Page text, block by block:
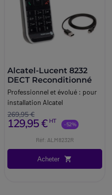
Alcatel-Lucent 8232
DECT Reconditionné
Professionnel et évolué : pour
installation Alcatel
269,95 €
129,95 € HT -52%
Réf: ALM8232R
Acheter